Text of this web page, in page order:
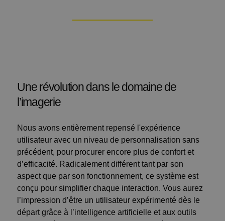
Une révolution dans le domaine de
l’imagerie
Nous avons entièrement repensé l'expérience
utilisateur avec un niveau de personnalisation sans
précédent, pour procurer encore plus de confort et
d’efficacité. Radicalement différent tant par son
aspect que par son fonctionnement, ce système est
conçu pour simplifier chaque interaction. Vous aurez
l’impression d’être un utilisateur expérimenté dès le
départ grâce à l’intelligence artificielle et aux outils